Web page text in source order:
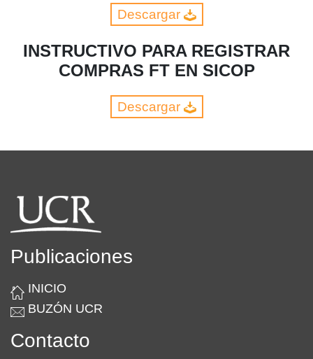
Descargar
INSTRUCTIVO PARA REGISTRAR
COMPRAS FT EN SICOP
Descargar
Publicaciones
INICIO
BUZÓN UCR
Contacto